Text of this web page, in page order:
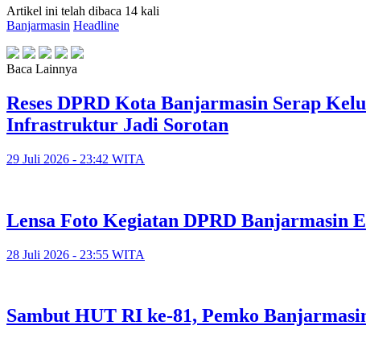
Artikel ini telah dibaca 14 kali
Banjarmasin Headline
Baca Lainnya
Reses DPRD Kota Banjarmasin Serap
Infrastruktur Jadi Sorotan
29 Juli 2026 - 23:42 WITA
Lensa Foto Kegiatan DPRD Banjarmasin
28 Juli 2026 - 23:55 WITA
Sambut HUT RI ke-81, Pemko